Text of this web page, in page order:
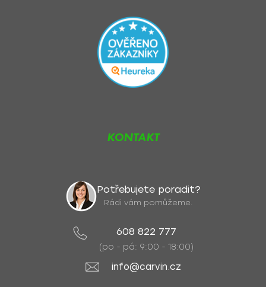
KONTAKT
Potřebujete poradit?
Rádi vám pomůžeme.
608 822 777
(po - pá: 9:00 - 18:00)
info@carvin.cz